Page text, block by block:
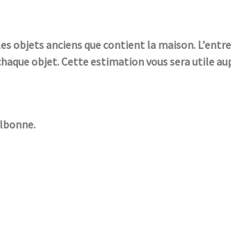
objets anciens que contient la maison.
objet. Cette estimation vous sera utile